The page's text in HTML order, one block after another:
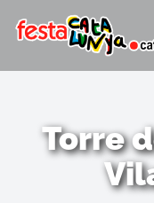
Torre